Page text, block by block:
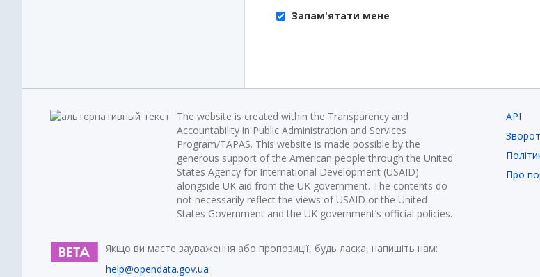
Запам'ятати мене
The website is created within the Transparency and
Accountability in Public Administration and Services
Program/TAPAS. This website is made possible by the
generous support of the American people through the United
States Agency for International Development (USAID)
alongside UK aid from the UK government. The contents do
not necessarily reflect the views of USAID or the United
States Government and the UK government’s official policies.
Якщо ви маєте зауваження або пропозиції, будь ласка, напишіть нам:
help@opendata.gov.ua
API
Про